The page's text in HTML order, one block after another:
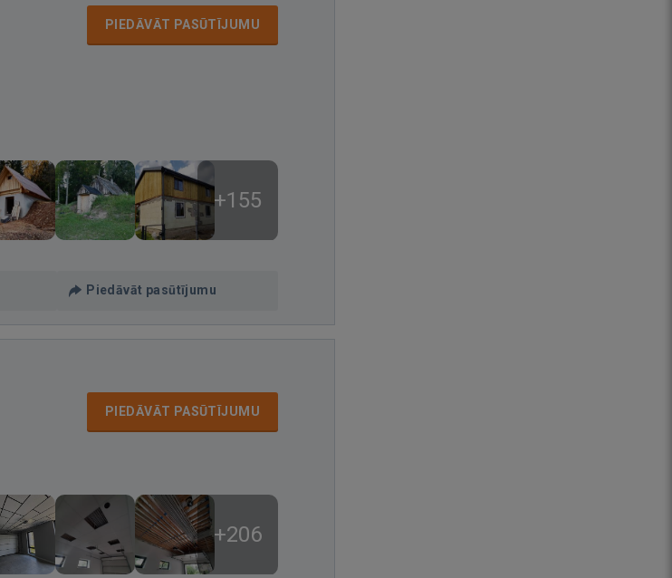
PIEDĀVĀT PASŪTĪJUMU
+155
Piedāvāt pasūtījumu
PIEDĀVĀT PASŪTĪJUMU
+206